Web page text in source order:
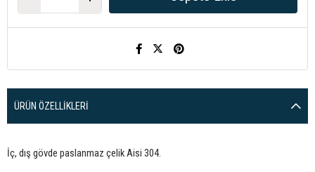
ÜRÜN ÖZELLIKLERI
İç, dış gövde paslanmaz çelik Aisi 304.